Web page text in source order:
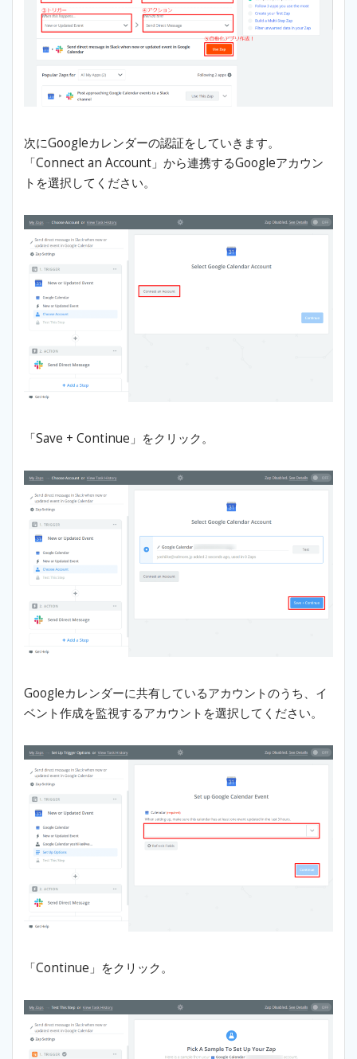
次にGoogleカレンダーの認証をしていきます。
「Connect an Account」から連携するGoogleアカウン
トを選択してください。
「Save + Continue」をクリック。
Googleカレンダーに共有しているアカウントのうち、イ
ベント作成を監視するアカウントを選択してください。
「Continue」をクリック。